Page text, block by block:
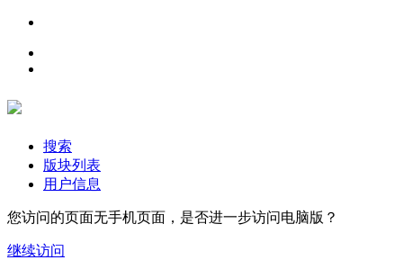
搜索
版块列表
用户信息
您访问的页面无手机页面，是否进一步访问电脑版？
继续访问